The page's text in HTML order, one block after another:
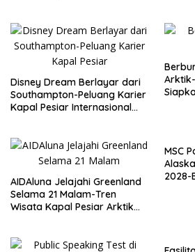
Disney Dream Berlayar dari
Southampton-Peluang Karier
Kapal Pesiar Internasional
AIDAluna Jelajahi Greenland
Selama 21 Malam-Tren
Wisata Kapal Pesiar Arktik
MSC
2028-